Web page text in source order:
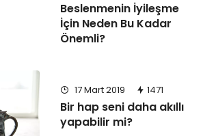
Beslenmenin İyileşme
İçin Neden Bu Kadar
Önemli?
17 Mart 2019 1471
Bir hap seni daha akıllı
yapabilir mi?